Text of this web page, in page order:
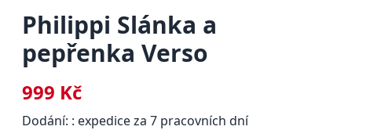
Philippi Slánka a
pepřenka Verso
999 Kč
Dodání: : expedice za 7 pracovních dní